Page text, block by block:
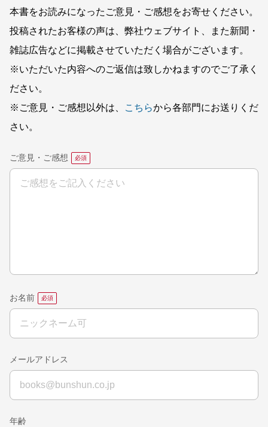
本書をお読みになったご意見・ご感想をお寄せください。
投稿されたお客様の声は、弊社ウェブサイト、また新聞・
雑誌広告などに掲載させていただく場合がございます。
※いただいた内容へのご返信は致しかねますのでご了承く
ださい。
※ご意見・ご感想以外は、
こちらから各部門にお送りくだ
さい。
ご意見・ご感想
お名前
メールアドレス
年齢